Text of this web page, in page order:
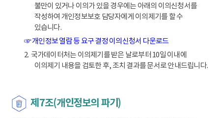
불만이 있거나 이의가 있을 경우에는 아래의 이의신청서를
작성하여 개인정보보호 담당자에게 이의제기를 할 수
있습니다.
☞ 개인정보 열람 등 요구 결정 이의신청서 다운로드
2. 국가데이터처는 이의제기를 받은 날로부터 10일 이내에
이의제기 내용을 검토한 후, 조치 결과를 문서로 안내드립니다.
제7조(개인정보의 파기)